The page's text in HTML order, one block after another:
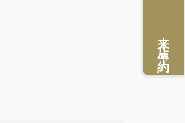
来店予約